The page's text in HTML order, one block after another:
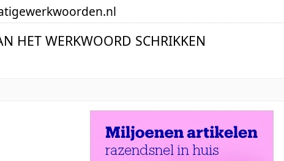
werkwoorden.nl
HET WERKWOORD SCHRIKKEN